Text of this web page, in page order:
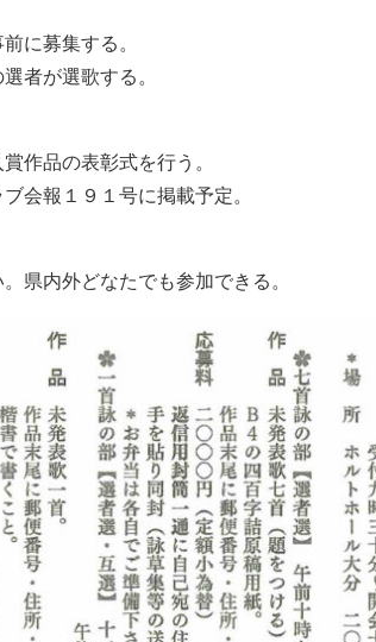
に募集する。
者が選歌する。
作品の表彰式を行う。
会報１９１号に掲載予定。
県内外どなたでも参加できる。